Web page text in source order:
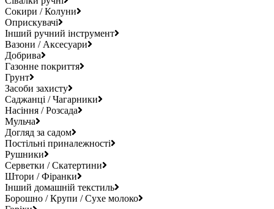
Сокири / Колуни
Оприскувачі
Інший ручний інструмент
Вазони / Аксесуари
Добрива
Газонне покриття
Грунт
Засоби захисту
Саджанці / Чагарники
Насіння / Розсада
Мульча
Догляд за садом
Постільні приналежності
Рушники
Серветки / Скатертини
Штори / Фіранки
Інший домашній текстиль
Борошно / Крупи / Сухе молоко